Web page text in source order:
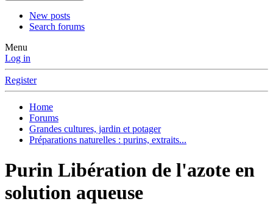
New posts
Search forums
Menu
Log in
Register
Home
Forums
Grandes cultures, jardin et potager
Préparations naturelles : purins, extraits...
Purin Libération de l'azote en
solution aqueuse